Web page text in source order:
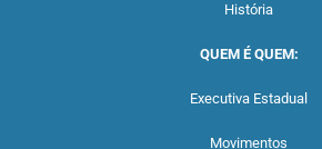
História
QUEM É QUEM:
Executiva Estadual
Movimentos